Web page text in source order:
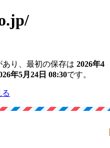
/
り、最初の保存は 2026年4
年5月24日 08:30です。